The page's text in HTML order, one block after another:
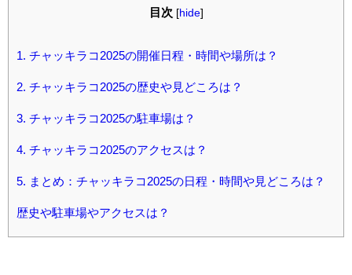
目次 [hide]
1. チャッキラコ2025の開催日程・時間や場所は？
2. チャッキラコ2025の歴史や見どころは？
3. チャッキラコ2025の駐車場は？
4. チャッキラコ2025のアクセスは？
5. まとめ：チャッキラコ2025の日程・時間や見どころは？
歴史や駐車場やアクセスは？